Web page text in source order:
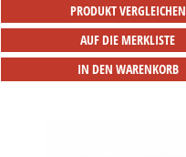
PRODUKT VERGLEICHEN
AUF DIE MERKLISTE
IN DEN WARENKORB